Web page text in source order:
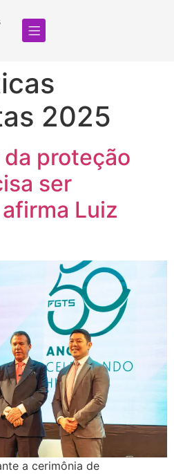
2025
da proteção
ser
Luiz
a cerimônia de